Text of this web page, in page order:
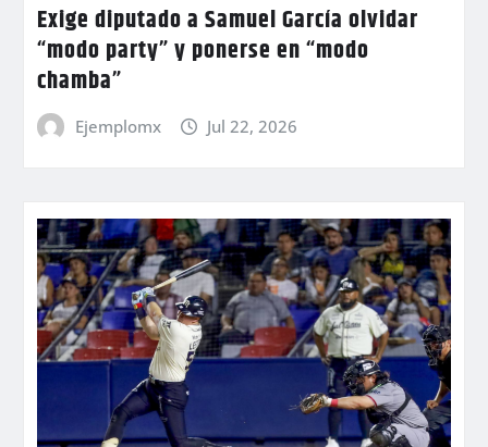
Exige diputado a Samuel García olvidar
“modo party” y ponerse en “modo
chamba”
Ejemplomx Jul 22, 2026